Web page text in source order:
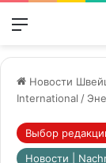
Меню
Новости
International /
Выбор
Новости |